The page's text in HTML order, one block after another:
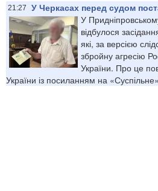
21:27
У Черкасах перед судом
У
відбулося
які, за версією
збройну агресію
України. Про це
України із посиланням на